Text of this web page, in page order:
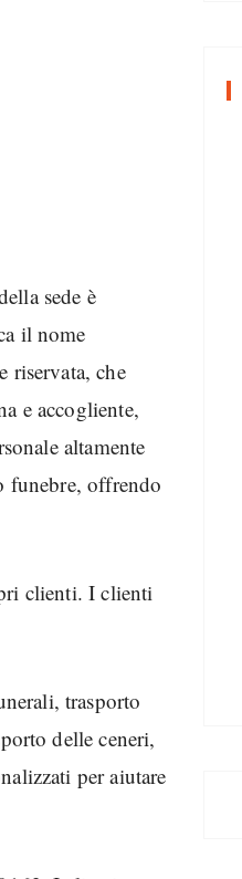
sede è
il nome
riservata, che
e accogliente,
altamente
funebre, offrendo
clienti. I clienti
trasporto
delle ceneri,
per aiutare